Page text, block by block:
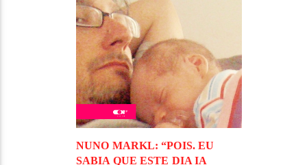
NUNO MARKL: “POIS. EU
SABIA QUE ESTE DIA IA